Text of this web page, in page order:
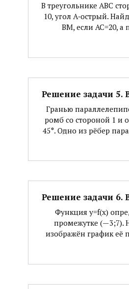
В треугольнике АВС
10, угол А‐острый.
ВМ, если АС=20, а
Решение задачи 5.
Гранью
ромб со стороной 1 и
45°. Одно из рёбер
Решение задачи 6.
Функция y=f(x)
промежутке (—3;7).
изображён график её